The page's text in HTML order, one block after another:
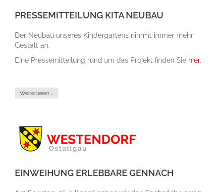
PRESSEMITTEILUNG KITA NEUBAU
Der Neubau unseres Kindergartens nimmt immer mehr
Gestalt an.
Eine Pressemitteilung rund um das Projekt finden Sie hier.
Weiterlesen …
EINWEIHUNG ERLEBBARE GENNACH